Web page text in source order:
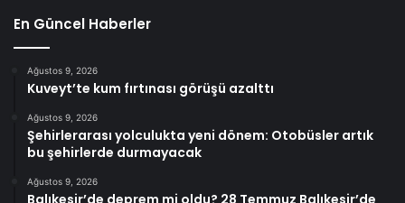
En Güncel Haberler
Ağustos 9, 2026
Kuveyt’te kum fırtınası görüşü azalttı
Ağustos 9, 2026
Şehirlerarası yolculukta yeni dönem: Otobüsler artık
bu şehirlerde durmayacak
Ağustos 9, 2026
Balıkesir’de deprem mi oldu? 28 Temmuz Balıkesir’de